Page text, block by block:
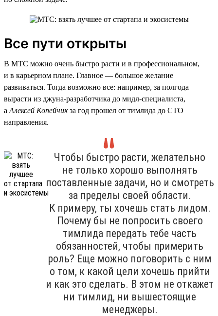
Все пути открыты
В МТС можно очень быстро расти и в профессиональном,
и в карьерном плане. Главное — большое желание
развиваться. Тогда возможно все: например, за полгода
вырасти из джуна-разработчика до мидл-специалиста,
а Алексей Копейчикза год прошел от тимлида до CTO
направления.
Чтобы быстро расти, желательно
не только хорошо выполнять
поставленные задачи, но и смотреть
за пределы своей области.
К примеру, ты хочешь стать лидом.
Почему бы не попросить своего
тимлида передать тебе часть
обязанностей, чтобы примерить
роль? Еще можно поговорить с ним
о том, к какой цели хочешь прийти
и как это сделать. В этом не откажет
ни тимлид, ни вышестоящие
менеджеры.